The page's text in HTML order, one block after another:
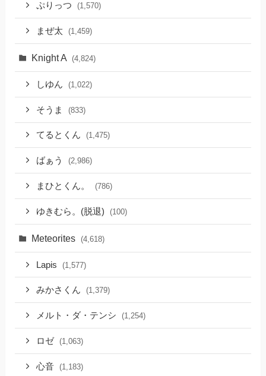
ぷりっつ (1,570)
まぜ太 (1,459)
Knight A (4,824)
しゆん (1,022)
そうま (833)
てるとくん (1,475)
ばぁう (2,986)
まひとくん。 (786)
ゆきむら。(脱退) (100)
Meteorites (4,618)
Lapis (1,577)
みかさくん (1,379)
メルト・ダ・テンシ (1,254)
ロゼ (1,063)
心音 (1,183)